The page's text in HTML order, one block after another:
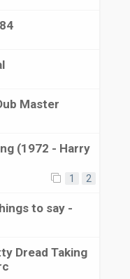
Master
(1972 - Harry
1 2
to say -
Dread Taking